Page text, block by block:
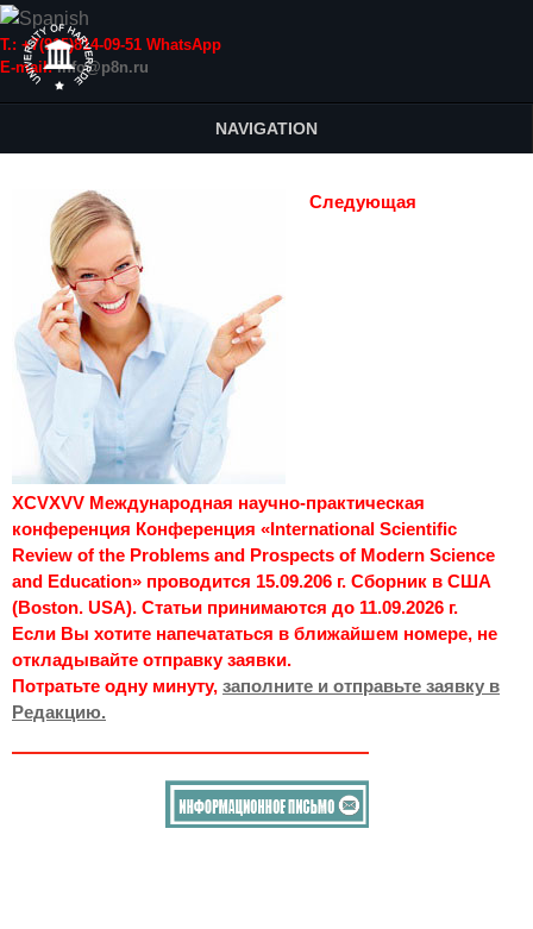
Т.: +7(915)814-09-51 WhatsApp
E-mail:info@p8n.ru
NAVIGATION
Следующая
XCVXVV Международная научно-практическая
конференция Конференция «International Scientific
Review of the Problems and Prospects of Modern Science
and Education» проводится 15.09.206 г. Сборник в США
(Boston. USA). Статьи принимаются до 11.09.2026 г.
Если Вы хотите напечататься в ближайшем номере, не
откладывайте отправку заявки.
Потратьте одну минуту, заполните и отправьте заявку в
Редакцию.